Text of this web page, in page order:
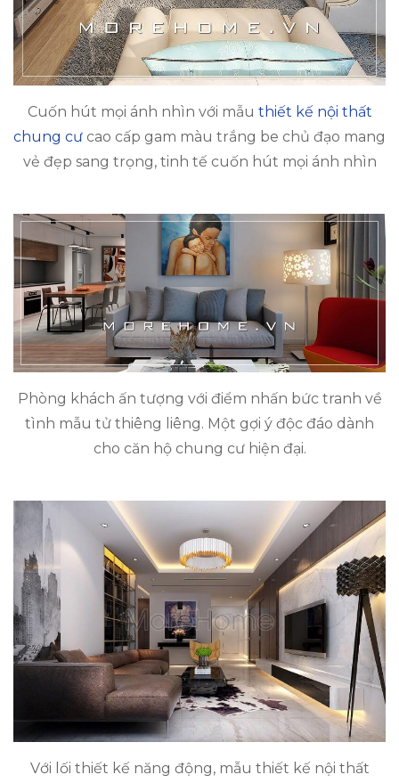
Cuốn hút mọi ánh nhìn với mẫu thiết kế nội thất
chung cư cao cấp gam màu trắng be chủ đạo mang
vẻ đẹp sang trọng, tinh tế cuốn hút mọi ánh nhìn
Phòng khách ấn tượng với điểm nhấn bức tranh về
tình mẫu tử thiêng liêng. Một gợi ý độc đáo dành
cho căn hộ chung cư hiện đại.
Với lối thiết kế năng động, mẫu thiết kế nội thất